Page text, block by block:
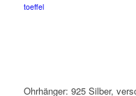
toeffel
Ohrhänger: 925 Silber,